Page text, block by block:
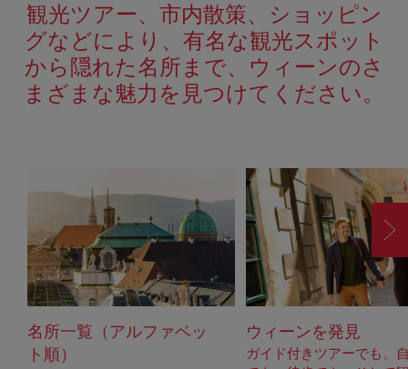
観光ツアー、市内散策、ショッピン
グなどにより、有名な観光スポット
から隠れた名所まで、ウィーンのさ
まざまな魅力を見つけてください。
名所一覧（アルファベッ
ト順）
ウィーンを発見
ガイド付きツアーでも、
進
む